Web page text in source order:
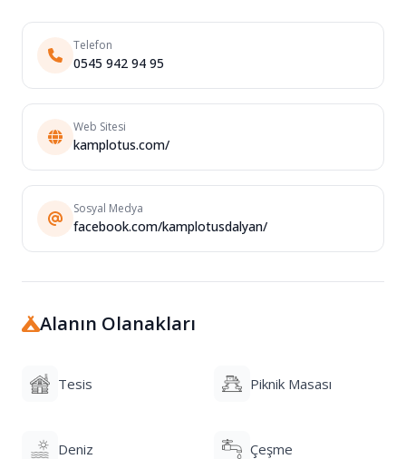
Telefon
0545 942 94 95
Web Sitesi
kamplotus.com/
Sosyal Medya
facebook.com/kamplotusdalyan/
Alanın Olanakları
Tesis Piknik Masası
Deniz Çeşme